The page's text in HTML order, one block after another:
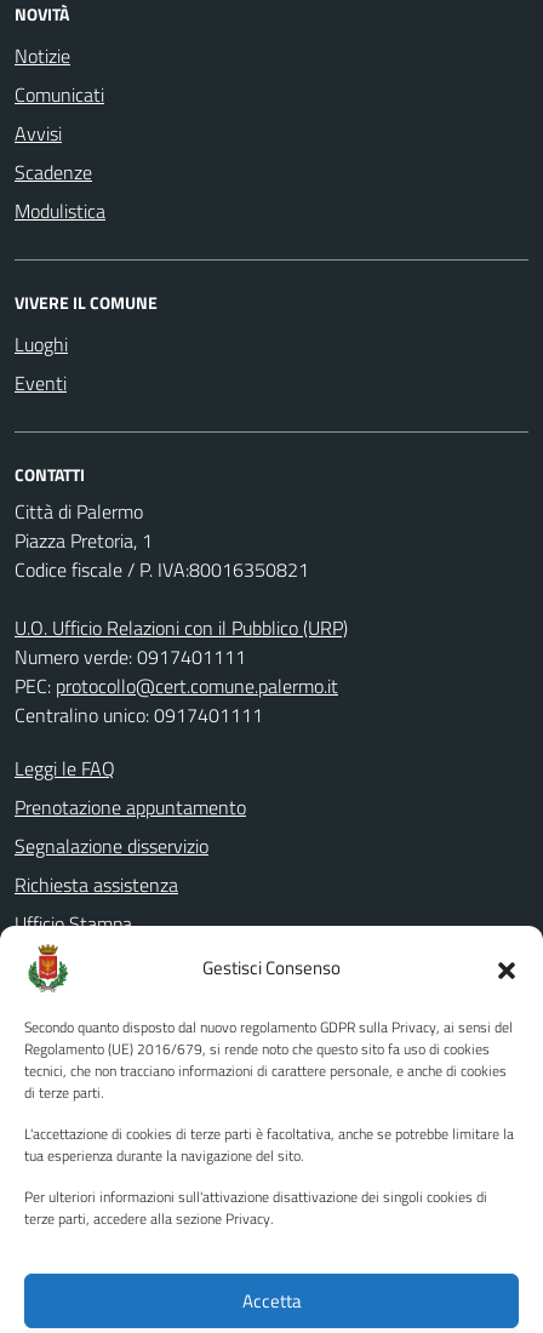
Gestisci Consenso
Secondo quanto disposto dal nuovo regolamento GDPR sulla Privacy, ai sensi del
Regolamento (UE) 2016/679, si rende noto che questo sito fa uso di cookies
tecnici, che non tracciano informazioni di carattere personale, e anche di cookies
di terze parti.
L'accettazione di cookies di terze parti è facoltativa, anche se potrebbe limitare la
tua esperienza durante la navigazione del sito.
Per ulteriori informazioni sull'attivazione disattivazione dei singoli cookies di
terze parti, accedere alla sezione Privacy.
Accetta
NOVITÀ
Notizie
Comunicati
Avvisi
Scadenze
Modulistica
VIVERE IL COMUNE
Luoghi
Eventi
CONTATTI
Città di Palermo
Piazza Pretoria, 1
Codice fiscale / P. IVA:80016350821
U.O. Ufficio Relazioni con il Pubblico (URP)
Numero verde: 0917401111
PEC: protocollo@cert.comune.palermo.it
Centralino unico: 0917401111
Leggi le FAQ
Prenotazione appuntamento
Segnalazione disservizio
Richiesta assistenza
Ufficio Stampa
Amministrazione Trasparente
Albo pretorio
Informativa privacy
Note legali
Piano di miglioramento del sito
Instagram